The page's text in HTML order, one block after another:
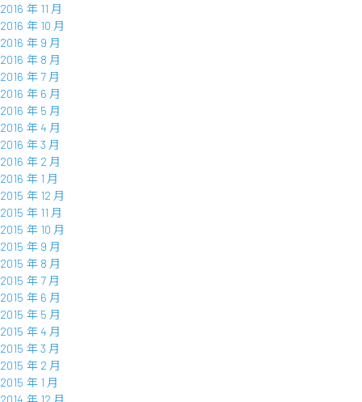
2016 年 11 月
2016 年 10 月
2016 年 9 月
2016 年 8 月
2016 年 7 月
2016 年 6 月
2016 年 5 月
2016 年 4 月
2016 年 3 月
2016 年 2 月
2016 年 1 月
2015 年 12 月
2015 年 11 月
2015 年 10 月
2015 年 9 月
2015 年 8 月
2015 年 7 月
2015 年 6 月
2015 年 5 月
2015 年 4 月
2015 年 3 月
2015 年 2 月
2015 年 1 月